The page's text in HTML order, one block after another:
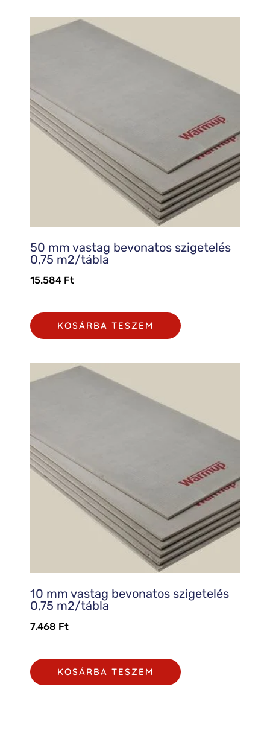
50 mm vastag bevonatos szigetelés
0,75 m2/tábla
15.584 Ft
KOSÁRBA TESZEM
10 mm vastag bevonatos szigetelés
0,75 m2/tábla
7.468 Ft
KOSÁRBA TESZEM